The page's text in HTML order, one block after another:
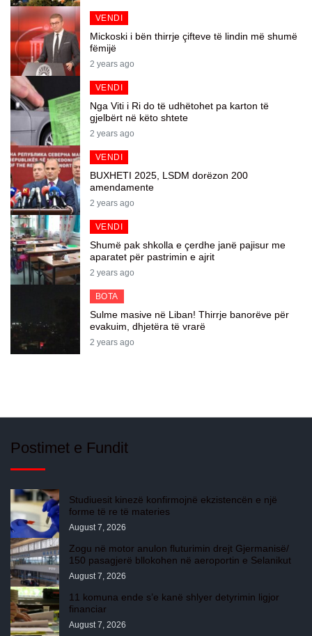
VENDI
Mickoski i bën thirrje çifteve të lindin më shumë
fëmijë
2 years ago
VENDI
Nga Viti i Ri do të udhëtohet pa karton të
gjelbërt në këto shtete
2 years ago
VENDI
BUXHETI 2025, LSDM dorëzon 200
amendamente
2 years ago
VENDI
Shumë pak shkolla e çerdhe janë pajisur me
aparatet për pastrimin e ajrit
2 years ago
BOTA
Sulme masive në Liban! Thirrje banorëve për
evakuim, dhjetëra të vrarë
2 years ago
Postimet e Fundit
Studiuesit kinezë konfirmojnë ekzistencën e një
forme të re të materies
August 7, 2026
Zogu në motor anulon fluturimin drejt Gjermanisë/
150 pasagjerë bllokohen në aeroportin e Selanikut
August 7, 2026
11 komuna ende s’e kanë shlyer detyrimin ligjor
financiar
August 7, 2026